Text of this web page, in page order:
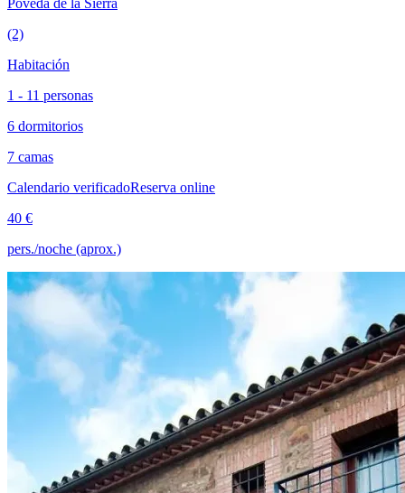
Poveda de la Sierra
(2)
Habitación
1 - 11 personas
6 dormitorios
7 camas
Calendario verificadoReserva online
40 €
pers./noche (aprox.)